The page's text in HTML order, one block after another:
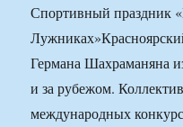
Спортивный праздник
Германа Шахраманяна
и за рубежом.
международных